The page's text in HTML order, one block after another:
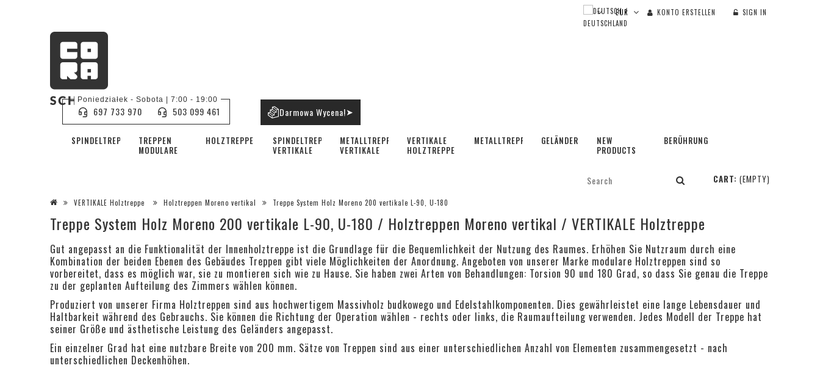
KONTO ERSTELLEN SIGN IN
SPINDELTREPPE
TREPPEN
MODULARE
HOLZTREPPEN
SPINDELTREPPE
VERTIKALE
METALLTREPPE
VERTIKALE
VERTIKALE
HOLZTREPPE
METALLTREPPEN GELÄNDER
NEW
PRODUCTS
BERÜHRUNG
Poniedziałek - Sobota | 7:00 - 19:00
697 733 970 503 099 461 Darmowa Wycena!➤
CART: (EMPTY)
VERTIKALE Holztreppe Holztreppen Moreno vertikal Treppe System Holz Moreno 200 vertikale L-90, U-180
Treppe System Holz Moreno 200 vertikale L-90, U-180 / Holztreppen Moreno vertikal / VERTIKALE Holztreppe
Gut angepasst an die Funktionalität der Innenholztreppe ist die Grundlage für die Bequemlichkeit der Nutzung des Raumes. Erhöhen Sie Nutzraum durch eine
Kombination der beiden Ebenen des Gebäudes Treppen gibt viele Möglichkeiten der Anordnung. Angeboten von unserer Marke modulare Holztreppen sind so
vorbereitet, dass es möglich war, sie zu montieren sich wie zu Hause. Sie haben zwei Arten von Behandlungen: Torsion 90 und 180 Grad, so dass Sie genau die Treppe
zu der geplanten Aufteilung des Zimmers wählen können.
Produziert von unserer Firma Holztreppen sind aus hochwertigem Massivholz budkowego und Edelstahlkomponenten. Dies gewährleistet eine lange Lebensdauer und
Haltbarkeit während des Gebrauchs. Sie können die Richtung der Operation wählen - rechts oder links, die Raumaufteilung verwenden. Jedes Modell der Treppe hat
seiner Größe und ästhetische Leistung des Geländers angepasst.
Ein einzelner Grad hat eine nutzbare Breite von 200 mm. Sätze von Treppen sind aus einer unterschiedlichen Anzahl von Elementen zusammengesetzt - nach
unterschiedlichen Deckenhöhen.